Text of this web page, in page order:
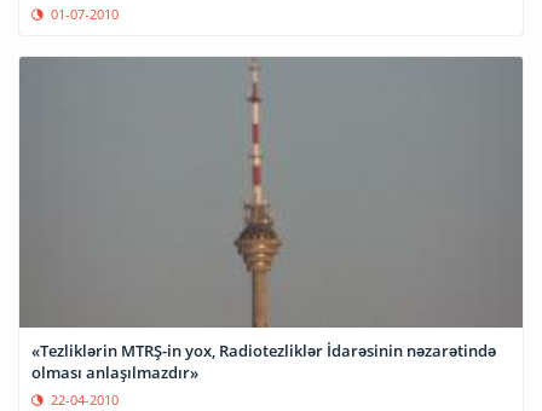
01-07-2010
«Tezliklərin MTRŞ-in yox, Radiotezliklər İdarəsinin nəzarətində
olması anlaşılmazdır»
22-04-2010